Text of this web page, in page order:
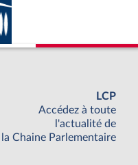
LCP
Accédez à toute
l'actualité de
la Chaine Parlementaire